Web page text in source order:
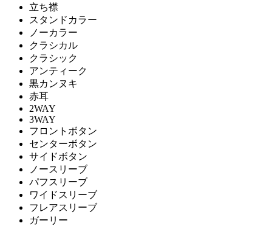
立ち襟
スタンドカラー
ノーカラー
クラシカル
クラシック
アンティーク
黒カンヌキ
赤耳
2WAY
3WAY
フロントボタン
センターボタン
サイドボタン
ノースリーブ
パフスリーブ
ワイドスリーブ
フレアスリーブ
ガーリー